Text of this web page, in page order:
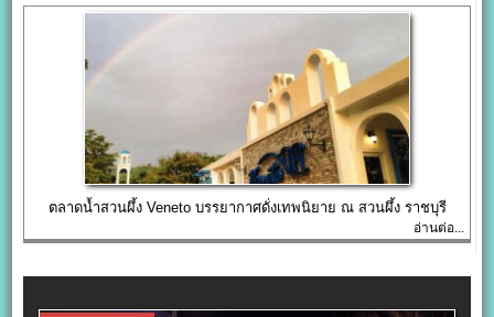
ตลาดน้ำสวนผึ้ง Veneto บรรยากาศดั่งเทพนิยาย ณ สวนผึ้ง ราชบุรี
อ่านต่อ...